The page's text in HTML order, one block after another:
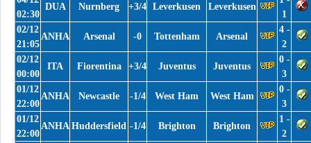
02:30
DUA Nurnberg +3/4 Leverkusen Leverkusen
1
02/12
21:05
ANHA Arsenal -0 Tottenham Arsenal
4 -
2
02/12
00:00
ITA Fiorentina +3/4 Juventus Juventus
0 -
3
01/12
22:00
ANHA Newcastle -1/4 West Ham West Ham
0 -
3
01/12
22:00
ANHA Huddersfield -1/4 Brighton Brighton
1 -
2